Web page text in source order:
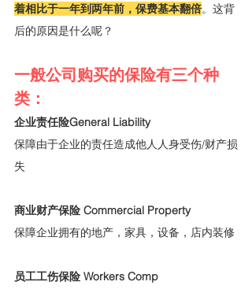
着相比于一年到两年前，保费基本翻倍。这背
后的原因是什么呢？
一般公司购买的保险有三个种
类：
企业责任险General Liability
保障由于企业的责任造成他人人身受伤/财产损
失
商业财产保险 Commercial Property
保障企业拥有的地产，家具，设备，店内装修
员工工伤保险 Workers Comp